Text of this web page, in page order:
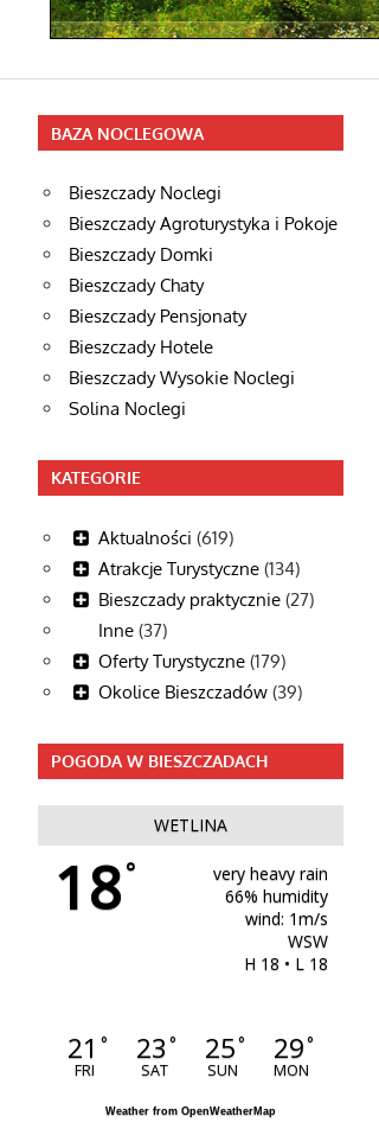
BAZA NOCLEGOWA
Bieszczady Noclegi
Bieszczady Agroturystyka i Pokoje
Bieszczady Domki
Bieszczady Chaty
Bieszczady Pensjonaty
Bieszczady Hotele
Bieszczady Wysokie Noclegi
Solina Noclegi
KATEGORIE
Aktualności (619)
Atrakcje Turystyczne(134)
Bieszczady praktycznie(27)
Inne(37)
Oferty Turystyczne(179)
Okolice Bieszczadów(39)
POGODA W BIESZCZADACH
WETLINA
18°
very heavy rain
66% humidity
wind: 1m/s
WSW
H 18 • L 18
21 °
FRI
23 °
SAT
25°
SUN
29°
MON
Weather from OpenWeatherMap